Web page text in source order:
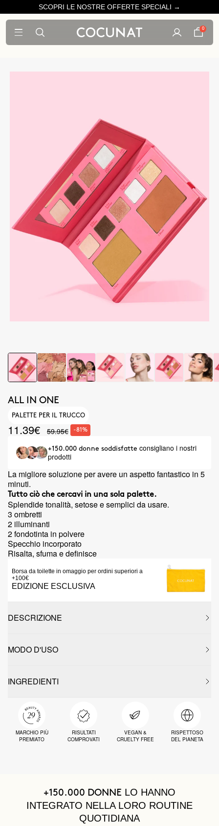
SCOPRI LE NOSTRE OFFERTE SPECIALI →
0
ALL IN ONE
PALETTE PER IL TRUCCO
11.39€ 59.95€ -81%
+150.000 donne soddisfatte consigliano i nostri
prodotti
La migliore soluzione per avere un aspetto fantastico in 5
minuti.
Tutto ciò che cercavi in una sola palette.
Splendide tonalità, setose e semplici da usare.
3 ombretti
2 illuminanti
2 fondotinta in polvere
Specchio incorporato
Risalta, sfuma e definisce
Borsa da toilette in omaggio per ordini superiori a
+100€
EDIZIONE ESCLUSIVA
DESCRIZIONE
MODO D'USO
INGREDIENTI
MARCHIO PIÙ
PREMIATO
RISULTATI
COMPROVATI
VEGAN &
CRUELTY FREE
RISPETTOSO
DEL PIANETA
+150.000 DONNE LO HANNO
INTEGRATO NELLA LORO ROUTINE
QUOTIDIANA